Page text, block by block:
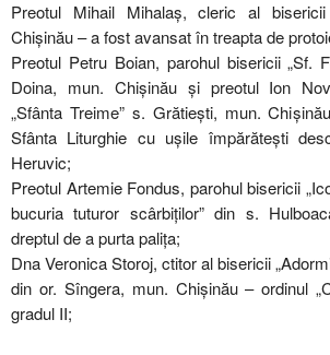
Preotul Mihail Mihalaș, cleric al bisericii
Chișinău – a fost avansat în treapta de
Preotul Petru Boian, parohul bisericii „Sf.
Doina, mun. Chișinău și preotul Ion
„Sfânta Treime” s. Grătiești, mun.
Sfânta Liturghie cu ușile împărătești
Heruvic;
Preotul Artemie Fondus, parohul bisericii
bucuria tuturor scârbiților” din s.
dreptul de a purta palița;
Dna Veronica Storoj, ctitor al bisericii
din or. Sîngera, mun. Chișinău – ordinul
gradul II;